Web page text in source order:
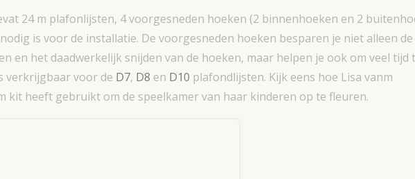
24 m plafonlijsten, 4 voorgesneden hoeken (2 binnenhoeken en 2
is voor de installatie. De voorgesneden hoeken besparen je niet alleen de
en het daadwerkelijk snijden van de hoeken, maar helpen je ook om veel tijd
verkrijgbaar voor de D7, D8 en D10 plafondlijsten. Kijk eens hoe Lisa vanm
kit heeft gebruikt om de speelkamer van haar kinderen op te fleuren.